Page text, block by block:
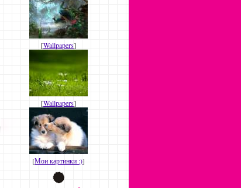
[Wallpapers]
[Wallpapers]
[Мои картинки :)]